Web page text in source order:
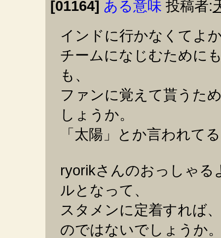
[01164] ある意味 投稿者:
インドに行かなくてよ
チームになじむために
も、
ファンに覚えて貰うた
しょうか。
「太陽」とか言われて
ryorikさんのおっしゃる
ルとなって、
スタメンに定着すれば
のではないでしょうか